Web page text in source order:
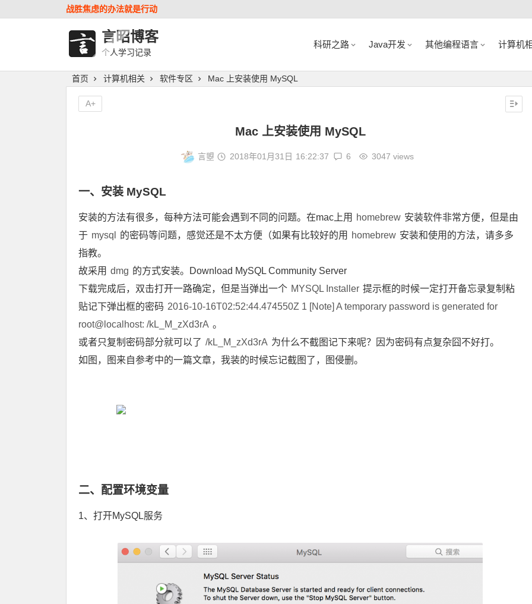
战胜焦虑的办法就是行动
言昭博客
个人学习记录
科研之路 Java开发 其他编程语言 计算机
首页 计算机相关 软件专区 Mac 上安装使用 MySQL
Mac 上安装使用 MySQL
言曌 2018年01月31日 16:22:37 6 3047 views
一、安装 MySQL
安装的方法有很多，每种方法可能会遇到不同的问题。在mac上用 homebrew 安装软件非常方便，但是由
于 mysql 的密码等问题，感觉还是不太方便（如果有比较好的用 homebrew 安装和使用的方法，请多多
指教。
故采用 dmg 的方式安装。
Download MySQL Community Server
下载完成后，双击打开一路确定，但是当弹出一个 MYSQL Installer 提示框的时候一定打开备忘录复制粘
贴记下弹出框的密码 2016-10-16T02:52:44.474550Z 1 [Note] A temporary password is generated for
root@localhost: /kL_M_zXd3rA 。
或者只复制密码部分就可以了 /kL_M_zXd3rA 为什么不截图记下来呢？因为密码有点复杂囧不好打。
如图，图来自参考中的一篇文章，我装的时候忘记截图了，图侵删。
二、配置环境变量
1、打开MySQL服务
A+